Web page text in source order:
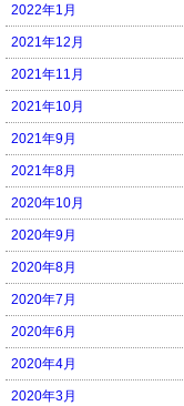
2022年1月
2021年12月
2021年11月
2021年10月
2021年9月
2021年8月
2020年10月
2020年9月
2020年8月
2020年7月
2020年6月
2020年4月
2020年3月